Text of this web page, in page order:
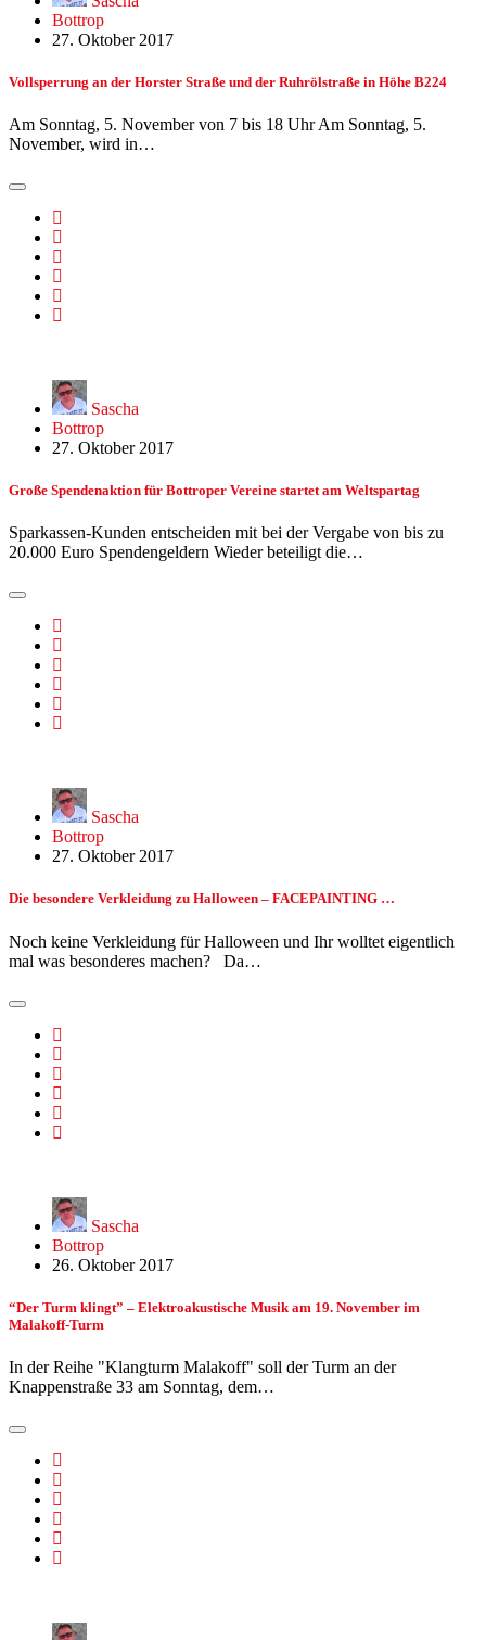
Bottrop
27. Oktober 2017
Vollsperrung an der Horster Straße und der Ruhrölstraße in Höhe B224
Am Sonntag, 5. November von 7 bis 18 Uhr Am Sonntag, 5.
November, wird in…
Sascha
Bottrop
27. Oktober 2017
Große Spendenaktion für Bottroper Vereine startet am Weltspartag
Sparkassen-Kunden entscheiden mit bei der Vergabe von bis zu
20.000 Euro Spendengeldern Wieder beteiligt die…
Sascha
Bottrop
27. Oktober 2017
Die besondere Verkleidung zu Halloween – FACEPAINTING …
Noch keine Verkleidung für Halloween und Ihr wolltet eigentlich
mal was besonderes machen? Da…
Sascha
Bottrop
26. Oktober 2017
“Der Turm klingt” – Elektroakustische Musik am 19. November im
Malakoff-Turm
In der Reihe "Klangturm Malakoff" soll der Turm an der
Knappenstraße 33 am Sonntag, dem…